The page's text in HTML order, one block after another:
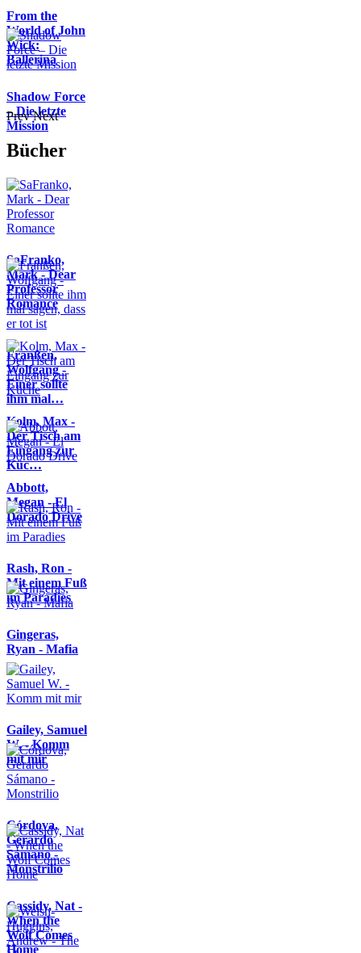
From the
World of John
Wick:
Ballerina
Shadow Force
– Die letzte
Mission
Prev Next
Bücher
SaFranko,
Mark - Dear
Professor
Romance
Franßen,
Wolfgang -
Einer sollte
ihm mal…
Kolm, Max -
Der Tisch am
Eingang zur
Küc…
Abbott,
Megan - El
Dorado Drive
Rash, Ron -
Mit einem Fuß
im Paradies
Gingeras,
Ryan - Mafia
Gailey, Samuel
W. - Komm
mit mir
Córdova,
Gerardo
Sámano -
Monstrilio
Cassidy, Nat -
When the
Wolf Comes
Home